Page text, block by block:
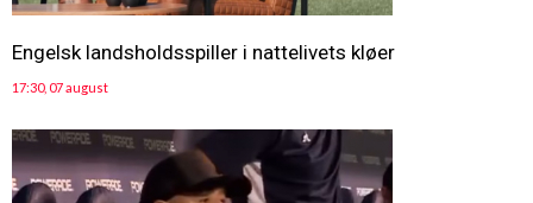
Engelsk landsholdsspiller i nattelivets kløer
17:30, 07 august